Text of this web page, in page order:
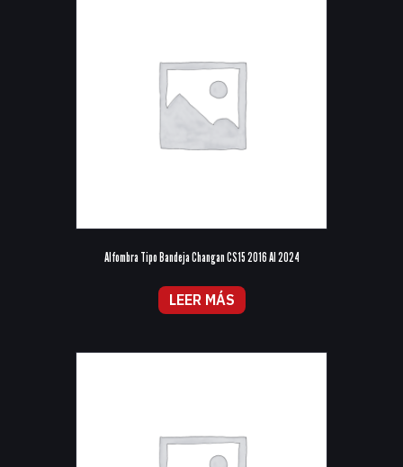
Alfombra Tipo Bandeja Changan CS15 2016 Al 2024
LEER MÁS